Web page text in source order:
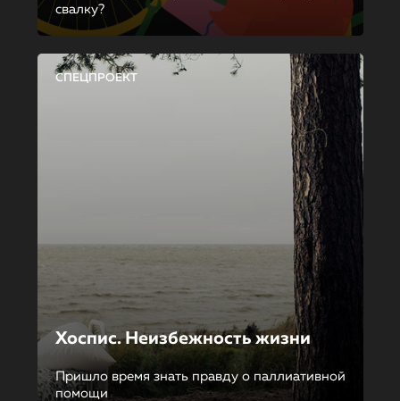
свалку?
СПЕЦПРОЕКТ
Хоспис. Неизбежность жизни
Пришло время знать правду о паллиативной
помощи